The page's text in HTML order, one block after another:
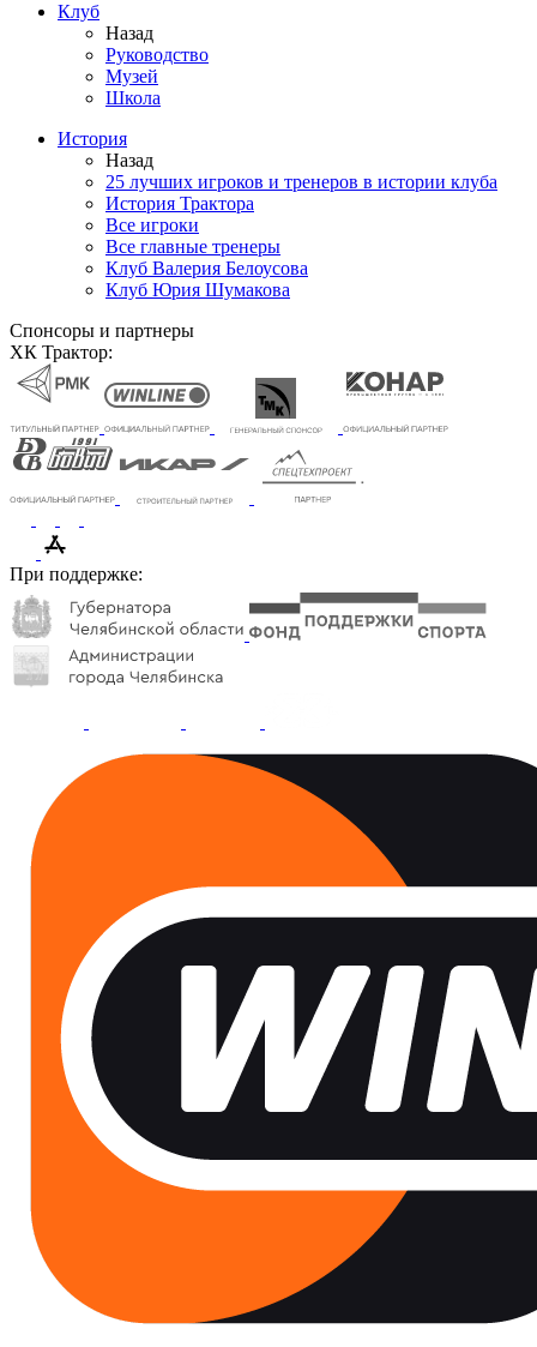
Клуб
Назад
Руководство
Музей
Школа
История
Назад
25 лучших игроков и тренеров в истории клуба
История Трактора
Все игроки
Все главные тренеры
Клуб Валерия Белоусова
Клуб Юрия Шумакова
Спонсоры и партнеры
ХК Трактор:
При поддержке: